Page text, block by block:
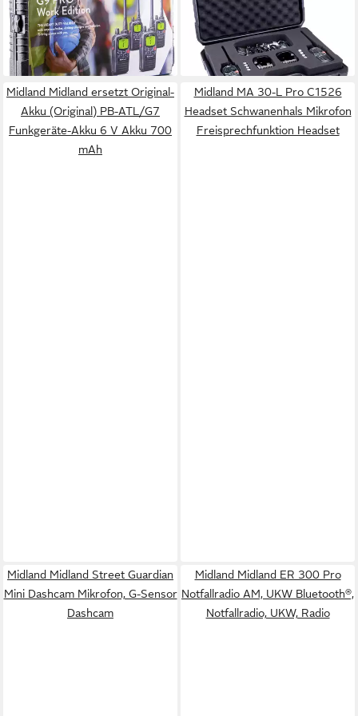
PMR-Funkgerät
436,91 €
15,68 €mtl. in 36 Raten
lieferbar - in 3-4 Werktagen bei dir
PMR-Funkgerät 2er Set
232,90 €
21,27 €mtl. in 12 Raten
lieferbar - in 2-3 Werktagen bei dir
Midland Midland ersetzt Original-
Akku (Original) PB-ATL/G7
Funkgeräte-Akku 6 V Akku 700
mAh
Midland MA 30-L Pro C1526
Headset Schwanenhals Mikrofon
Freisprechfunktion Headset
Midland Midland Street Guardian
Mini Dashcam Mikrofon, G-Sensor
Dashcam
Midland Midland ER 300 Pro
Notfallradio AM, UKW Bluetooth®,
Notfallradio, UKW, Radio